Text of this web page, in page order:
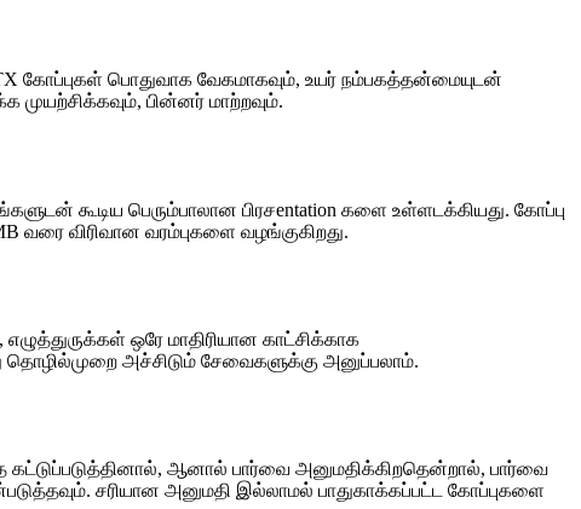
கோப்புகள் பொதுவாக வேகமாகவும், உயர் நம்பகத்தன்மையுடன்
முயற்சிக்கவும், பின்னர் மாற்றவும்.
கூடிய பெரும்பாலான பிரசentation களை உள்ளடக்கியது. கோப்பு
வரை விரிவான வரம்புகளை வழங்குகிறது.
ஒரே மாதிரியான காட்சிக்காக
தொழில்முறை அச்சிடும் சேவைகளுக்கு அனுப்பலாம்.
ஆனால் பார்வை அனுமதிக்கிறதென்றால், பார்வை
சரியான அனுமதி இல்லாமல் பாதுகாக்கப்பட்ட கோப்புகளை